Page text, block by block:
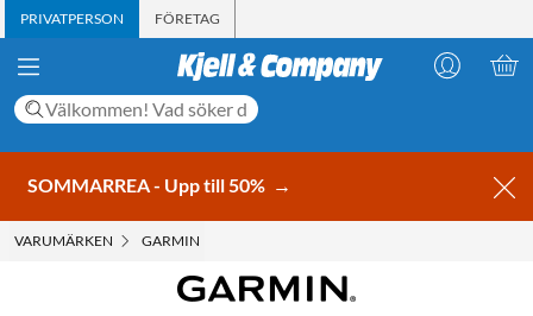
PRIVATPERSON FÖRETAG
SOMMARREA - Upp till 50% →
VARUMÄRKEN GARMIN